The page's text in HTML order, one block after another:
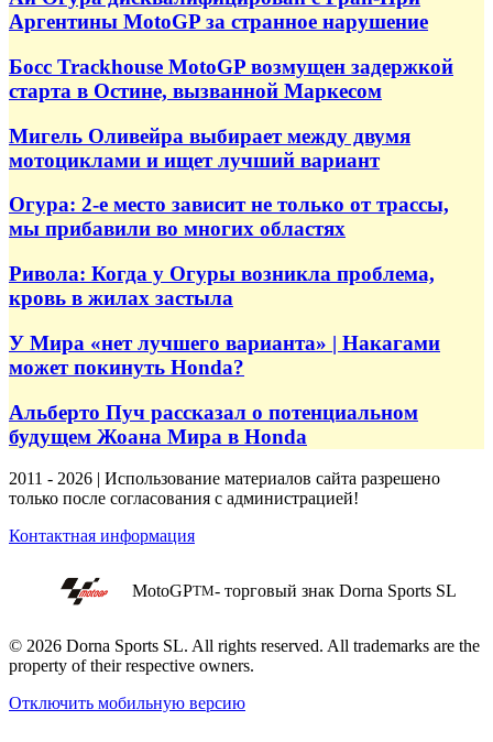
Аргентины MotoGP за странное нарушение
Босс Trackhouse MotoGP возмущен задержкой
старта в Остине, вызванной Маркесом
Мигель Оливейра выбирает между двумя
мотоциклами и ищет лучший вариант
Огура: 2-е место зависит не только от трассы,
мы прибавили во многих областях
Ривола: Когда у Огуры возникла проблема,
кровь в жилах застыла
У Мира «нет лучшего варианта» | Накагами
может покинуть Honda?
Альберто Пуч рассказал о потенциальном
будущем Жоана Мира в Honda
2011 - 2026 | Использование материалов сайта разрешено
только после согласования с администрацией!
Контактная информация
MotoGPTM- торговый знак Dorna Sports SL
© 2026 Dorna Sports SL. All rights reserved. All trademarks are the
property of their respective owners.
Отключить мобильную версию